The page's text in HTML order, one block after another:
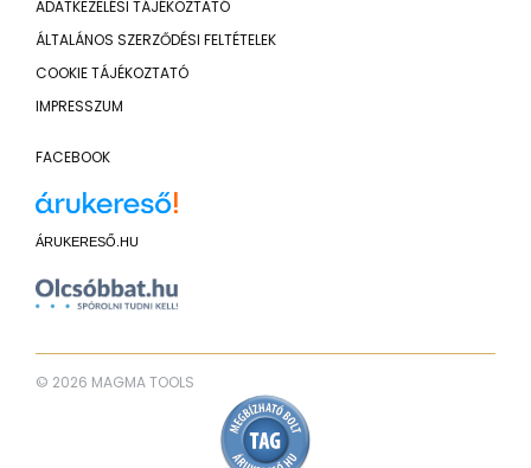
ADATKEZELÉSI TÁJÉKOZTATÓ
ÁLTALÁNOS SZERZŐDÉSI FELTÉTELEK
COOKIE TÁJÉKOZTATÓ
IMPRESSZUM
FACEBOOK
ÁRUKERESŐ.HU
© 2026 MAGMA TOOLS